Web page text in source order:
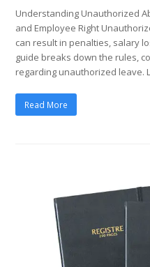
Understanding Unauthorized
and Employee Right
can result in penalties, salary
guide breaks down the rules,
regarding unauthorized leave.
Read More